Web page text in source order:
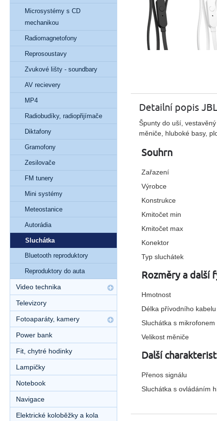
Detailní popis
Špunty do uší,
měniče, hluboké basy,
Souhrn
Zařazení
Výrobce
Konstrukce
Kmitočet min
Kmitočet max
Konektor
Typ sluchátek
Rozměry a další
Hmotnost
Délka přívodního kabelu
Sluchátka s mikrofonem
Velikost měniče
Další
Přenos signálu
Sluchátka s ovládáním
Microsystémy s CD
mechanikou
Radiomagnetofony
Reprosoustavy
Zvukové lišty - soundbary
AV recievery
MP4
Radiobudíky, radiopřijímače
Diktafony
Gramofony
Zesilovače
FM tunery
Mini systémy
Meteostanice
Autorádia
Sluchátka
Bluetooth reproduktory
Reproduktory do auta
Video technika
Televizory
Fotoaparáty, kamery
Power bank
Fit, chytré hodinky
Lampičky
Notebook
Navigace
Elektrické koloběžky a kola